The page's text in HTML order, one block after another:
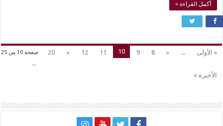
أكمل القراءة »
صفحة 10 من 25 « الأولى 10
11
12
20
الأخيرة »